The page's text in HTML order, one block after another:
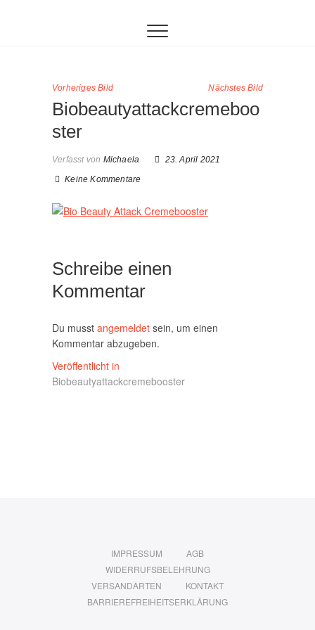
Vorheriges Bild Nächstes Bild
Biobeautyattackcremeboo
ster
Verfasst von Michaela
23. April 2021
Keine Kommentare
Schreibe einen
Kommentar
Du musst angemeldet sein, um einen
Kommentar abzugeben.
Beitragsnavigation
Veröffentlicht in
Biobeautyattackcremebooster
IMPRESSUM
AGB
WIDERRUFSBELEHRUNG
VERSANDARTEN
KONTAKT
BARRIEREFREIHEITSERKLÄRUNG